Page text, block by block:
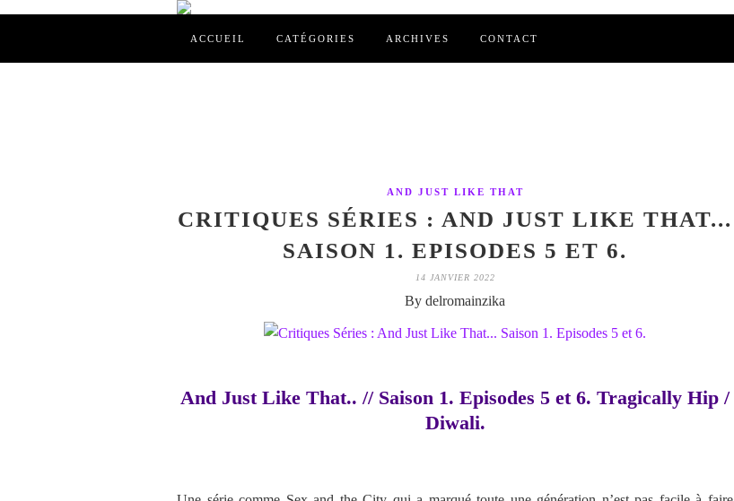
ACCUEIL CATÉGORIES ARCHIVES CONTACT
AND JUST LIKE THAT
CRITIQUES SÉRIES : AND JUST LIKE THAT...
SAISON 1. EPISODES 5 ET 6.
14 JANVIER 2022
By delromainzika
And Just Like That.. // Saison 1. Episodes 5 et 6. Tragically Hip /
Diwali.